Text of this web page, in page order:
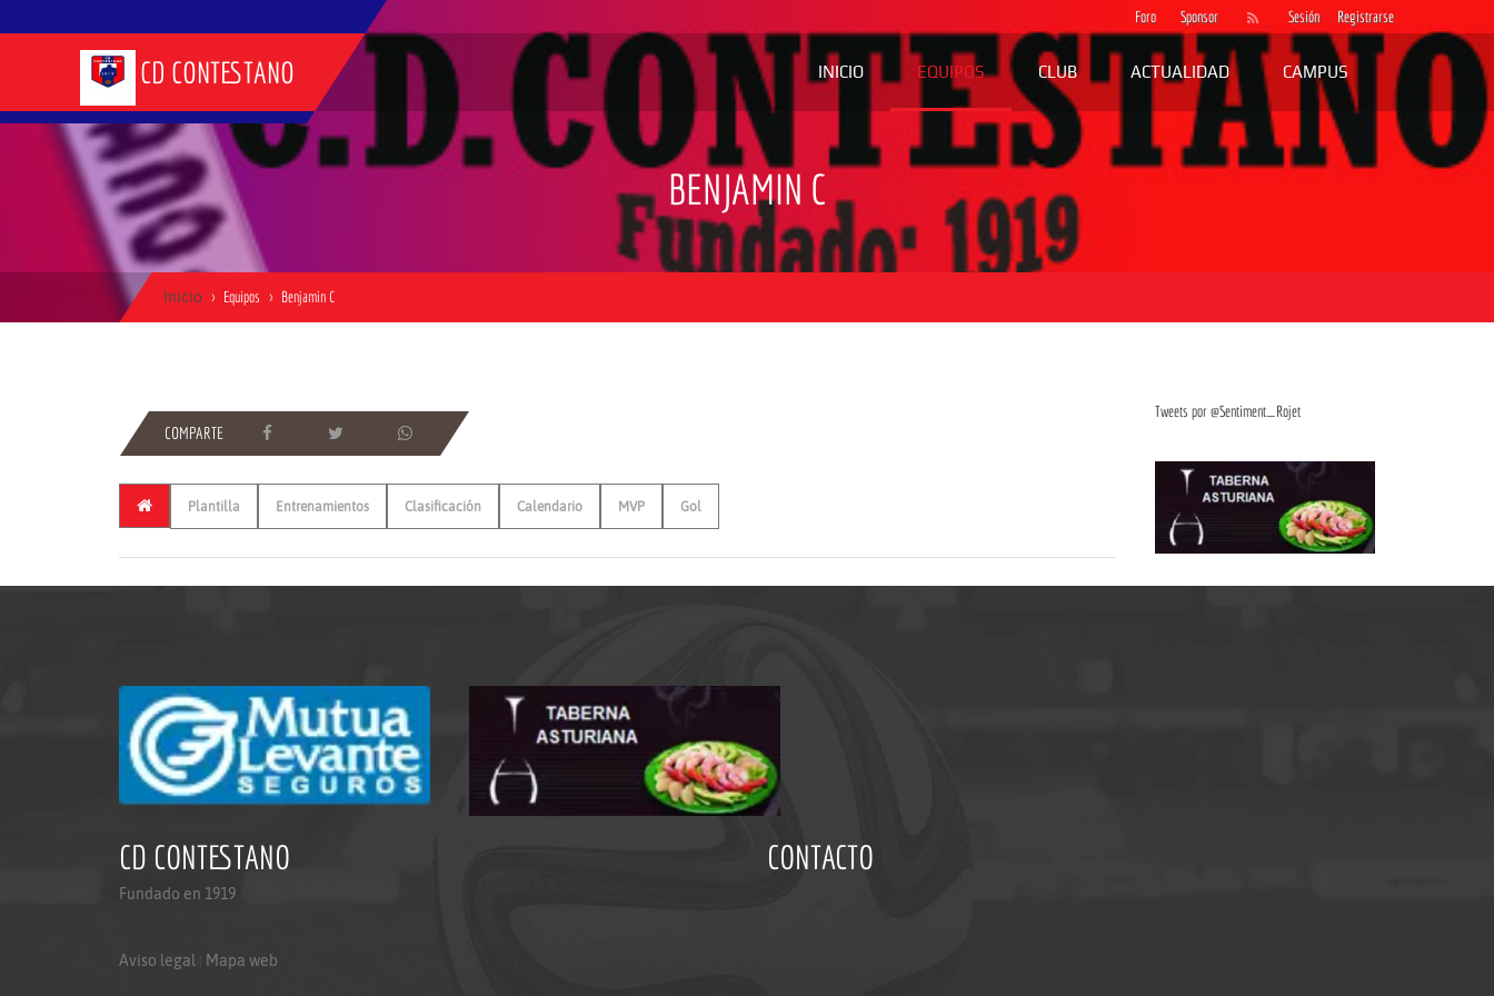
Foro Sponsor Sesión Registrarse
CD CONTESTANO INICIO EQUIPOS CLUB ACTUALIDAD CAMPUS
BENJAMIN C
Inicio Equipos Benjamin C
COMPARTE
Plantilla Entrenamientos Clasificación Calendario MVP Gol
Tweets por @Sentiment_Rojet
CD CONTESTANO
Fundado en 1919
Aviso legal Mapa web
CONTACTO